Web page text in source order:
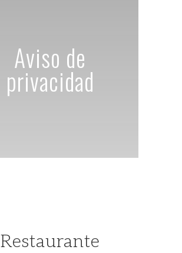
Aviso de
privacidad
Restaurante